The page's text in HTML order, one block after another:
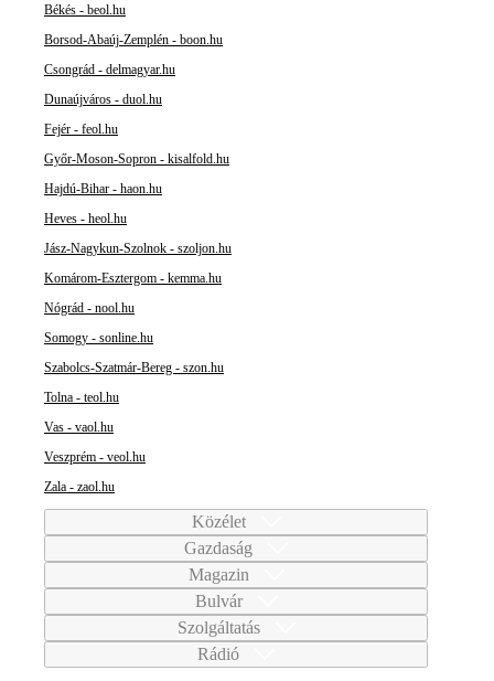
Békés - beol.hu
Borsod-Abaúj-Zemplén - boon.hu
Csongrád - delmagyar.hu
Dunaújváros - duol.hu
Fejér - feol.hu
Győr-Moson-Sopron - kisalfold.hu
Hajdú-Bihar - haon.hu
Heves - heol.hu
Jász-Nagykun-Szolnok - szoljon.hu
Komárom-Esztergom - kemma.hu
Nógrád - nool.hu
Somogy - sonline.hu
Szabolcs-Szatmár-Bereg - szon.hu
Tolna - teol.hu
Vas - vaol.hu
Veszprém - veol.hu
Zala - zaol.hu
Közélet
Gazdaság
Magazin
Bulvár
Szolgáltatás
Rádió